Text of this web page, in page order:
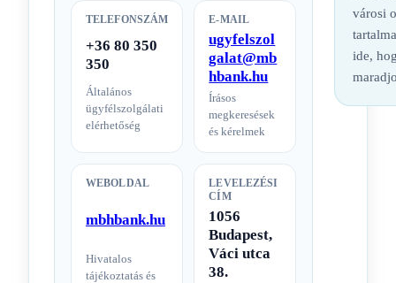
TELEFONSZÁM
+36 80 350
350
Általános
ügyfélszolgálati
elérhetőség
E-MAIL
ugyfelszol
galat@mb
hbank.hu
Írásos
megkeresések
és kérelmek
WEBOLDAL
mbhbank.hu
Hivatalos
tájékoztatás és
LEVELEZÉSI
CÍM
1056
Budapest,
Váci utca
38.
városi
ide,